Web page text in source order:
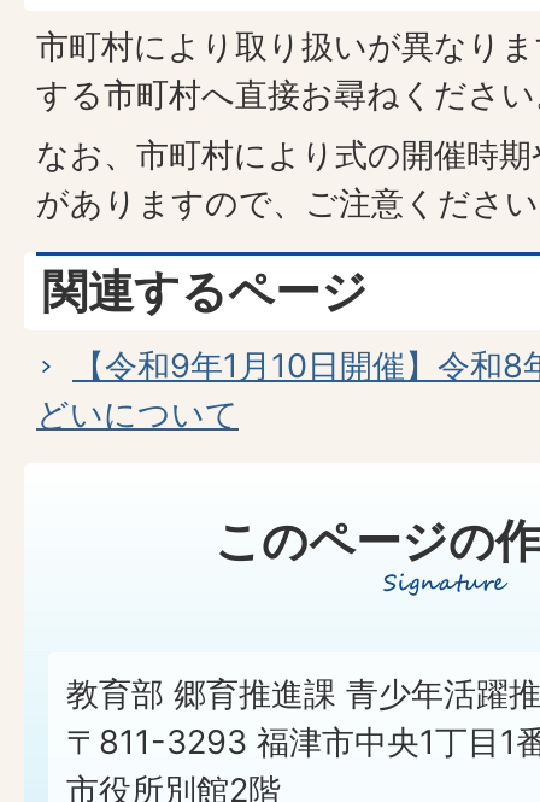
市町村により取り扱いが異なり
する市町村へ直接お尋ねくださ
なお、市町村により式の開催時
がありますので、ご注意くださ
関連するページ
【令和9年1月10日開催】令和
どいについて
このページの
教育部 郷育推進課 青少年活躍
〒811-3293 福津市中央1丁目1
市役所別館2階